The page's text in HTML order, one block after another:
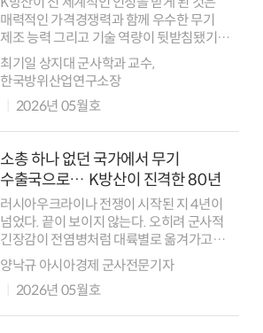
매력적인 가격경쟁력과 함께 우수한 무기
제조 능력 그리고 기술 역량이 뒷받침됐기
때문이다. 이 외에도 구매국의 요구에
적극적으로 부합하는 종합군수지원과 정부의
지원정책 등이 수반되면서 해외 다른
국가들과 비교하더...
최기일 상지대 군사학과 교수,
한국방위산업연구소장
2026년 05월호
소총 하나 없던 국가에서 무기
수출국으로… K방산이 진격한 80년
러시아우크라이나 전쟁이 시작된 지 4년이
넘었다. 끝이 보이지 않는다. 오히려 군사적
긴장감이 전염병처럼 대륙별로 옮겨가고
있다. 미국이 이란을 공습하면서 중동 지역
화약고에 불이 붙었다. 미국의 군사력이
중동에 묶이면서 유럽에는 안보 공백이
양낙규 아시아경제 군사전문기자
2026년 05월호